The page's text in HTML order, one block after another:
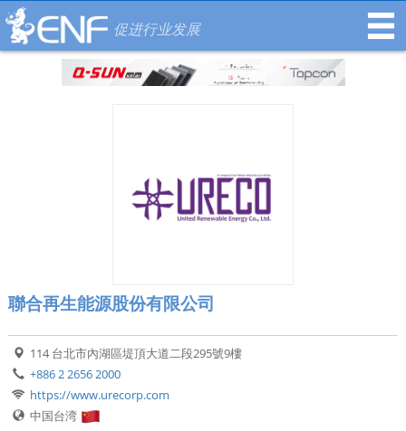
促进行业发展
聯合再生能源股份有限公司
114 台北市內湖區堤頂大道二段295號9樓
+886 2 2656 2000
https://www.urecorp.com
中国台湾